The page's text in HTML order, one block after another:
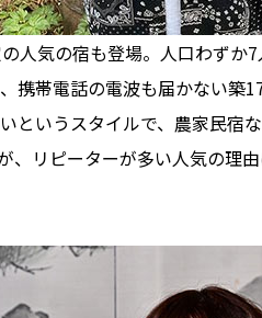
人気の宿も登場。人口わずか
携帯電話の電波も届かない築
というスタイルで、農家民宿
リピーターが多い人気の理